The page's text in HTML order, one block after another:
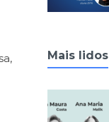
Mais lidos